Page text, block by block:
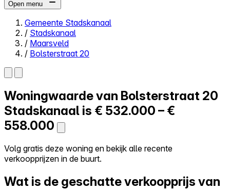
Open menu
Close menu
Zelf kopen
Alles-in-één
Reviews
Prijzen
Log in
Probeer Walter gratis
Gemeente Stadskanaal
/ Stadskanaal
/ Maarsveld
/ Bolsterstraat 20
Woningwaarde van Bolsterstraat 20
Stadskanaal is € 532.000 – €
558.000
Volg gratis deze woning en bekijk alle recente
verkoopprijzen in de buurt.
Wat is de geschatte verkoopprijs van